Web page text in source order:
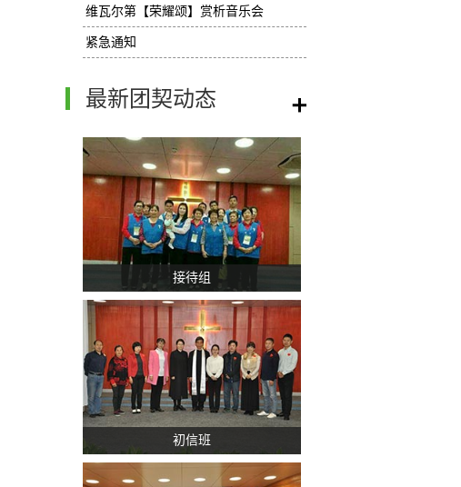
维瓦尔第【荣耀颂】赏析音乐会
紧急通知
最新团契动态
接待组
初信班